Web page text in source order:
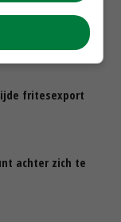
druk ondanks
fritesexport
achter zich te